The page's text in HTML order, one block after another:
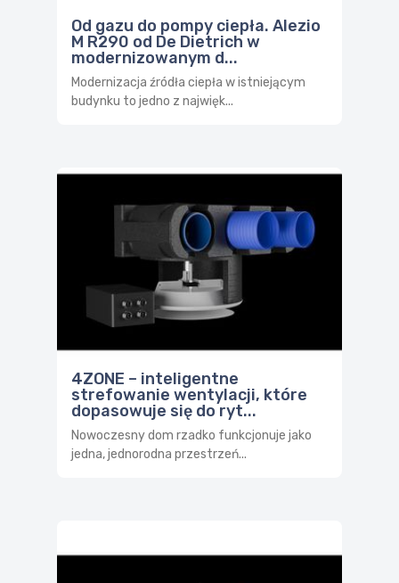
Od gazu do pompy ciepła. Alezio
M R290 od De Dietrich w
modernizowanym d...
Modernizacja źródła ciepła w istniejącym
budynku to jedno z najwięk...
4ZONE – inteligentne
strefowanie wentylacji, które
dopasowuje się do ryt...
Nowoczesny dom rzadko funkcjonuje jako
jedna, jednorodna przestrzeń...